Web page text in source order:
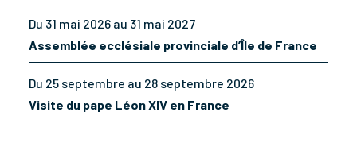
Du 31 mai 2026 au 31 mai 2027
Assemblée ecclésiale provinciale d’Île de France
Du 25 septembre au 28 septembre 2026
Visite du pape Léon XIV en France